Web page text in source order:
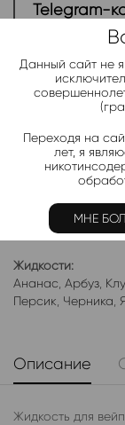
Telegram-
Актуальные
Категории:
Электронки:
Клубника ,
Фруктовые,Яблоко
Жидкости:
Ананас Арбуз
Персик Черника
Описание
Жидкость для
Данный сайт не
Переходя на
лет, я
МНЕ